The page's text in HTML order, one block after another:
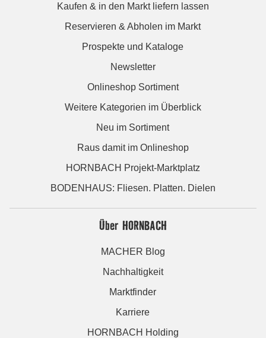
Kaufen & in den Markt liefern lassen
Reservieren & Abholen im Markt
Prospekte und Kataloge
Newsletter
Onlineshop Sortiment
Weitere Kategorien im Überblick
Neu im Sortiment
Raus damit im Onlineshop
HORNBACH Projekt-Marktplatz
BODENHAUS: Fliesen. Platten. Dielen
Über HORNBACH
MACHER Blog
Nachhaltigkeit
Marktfinder
Karriere
HORNBACH Holding